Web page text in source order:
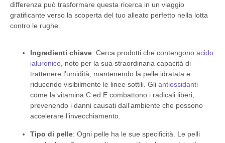
differenza può trasformare questa ricerca in un viaggio
gratificante verso la scoperta del tuo alleato perfetto nella lotta
contro le rughe.
Ingredienti chiave: Cerca prodotti che contengono acido
ialuronico , noto per la sua straordinaria capacità di
trattenere l’umidità, mantenendo la pelle idratata e
riducendo visibilmente le linee sottili. Gli antiossidanti
come la vitamina C ed E combattono i radicali liberi,
prevenendo i danni causati dall’ambiente che possono
accelerare l’invecchiamento.
Tipo di pelle: Ogni pelle ha le sue specificità. Le pelli